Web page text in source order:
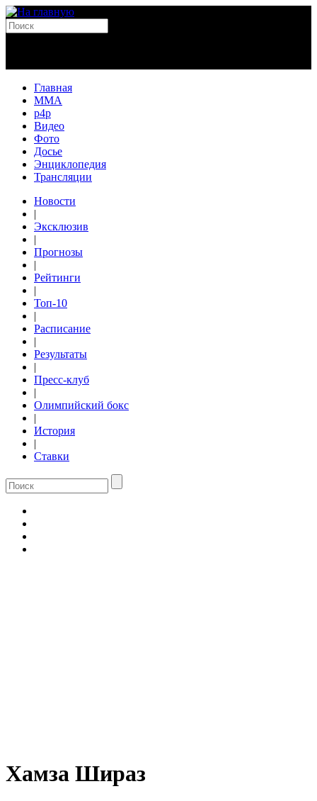
Главная
MMA
p4p
Видео
Фото
Досье
Энциклопедия
Трансляции
Новости
|
Эксклюзив
|
Прогнозы
|
Рейтинги
|
Топ-10
|
Расписание
|
Результаты
|
Пресс-клуб
|
Олимпийский бокс
|
История
|
Ставки
Хамза Шираз